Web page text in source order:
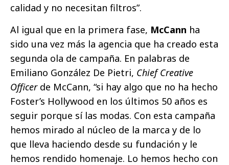
calidad y no necesitan filtros”.
Al igual que en la primera fase, McCann ha
sido una vez más la agencia que ha creado esta
segunda ola de campaña. En palabras de
Emiliano González De Pietri, Chief Creative
Officerde McCann, “si hay algo que no ha hecho
Foster’s Hollywood en los últimos 50 años es
seguir porque sí las modas. Con esta campaña
hemos mirado al núcleo de la marca y de lo
que lleva haciendo desde su fundación y le
hemos rendido homenaje. Lo hemos hecho con